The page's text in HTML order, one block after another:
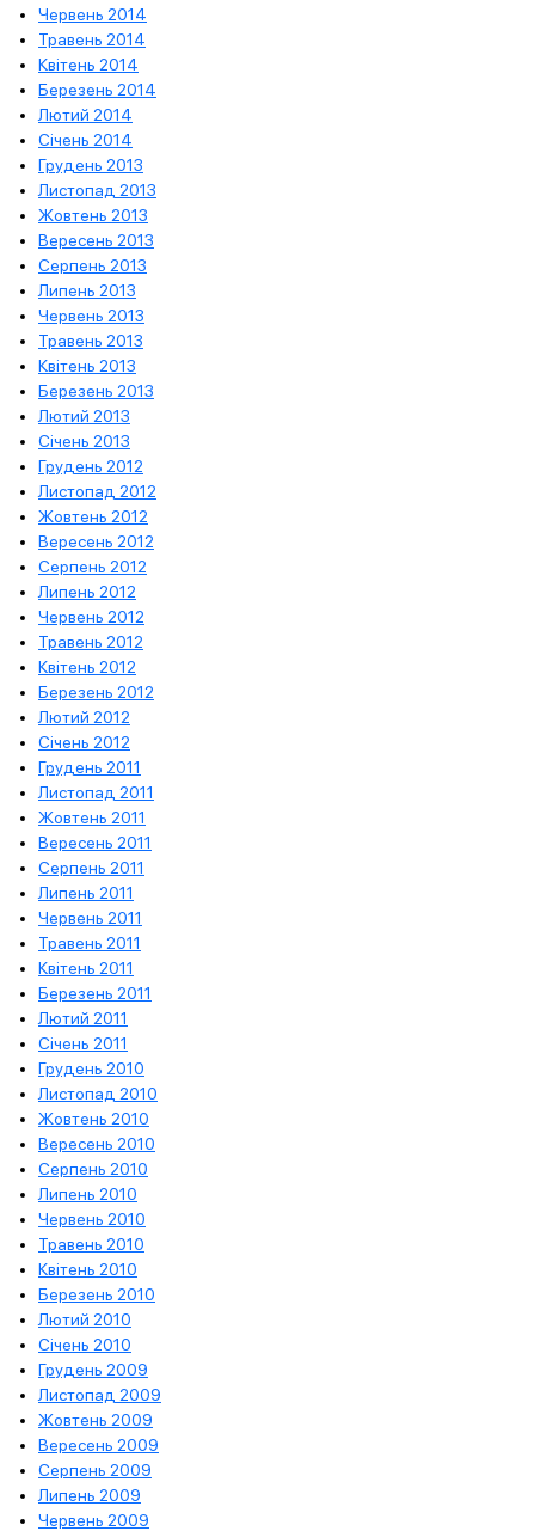
Червень 2014
Травень 2014
Квітень 2014
Березень 2014
Лютий 2014
Січень 2014
Грудень 2013
Листопад 2013
Жовтень 2013
Вересень 2013
Серпень 2013
Липень 2013
Червень 2013
Травень 2013
Квітень 2013
Березень 2013
Лютий 2013
Січень 2013
Грудень 2012
Листопад 2012
Жовтень 2012
Вересень 2012
Серпень 2012
Липень 2012
Червень 2012
Травень 2012
Квітень 2012
Березень 2012
Лютий 2012
Січень 2012
Грудень 2011
Листопад 2011
Жовтень 2011
Вересень 2011
Серпень 2011
Липень 2011
Червень 2011
Травень 2011
Квітень 2011
Березень 2011
Лютий 2011
Січень 2011
Грудень 2010
Листопад 2010
Жовтень 2010
Вересень 2010
Серпень 2010
Липень 2010
Червень 2010
Травень 2010
Квітень 2010
Березень 2010
Лютий 2010
Січень 2010
Грудень 2009
Листопад 2009
Жовтень 2009
Вересень 2009
Серпень 2009
Липень 2009
Червень 2009